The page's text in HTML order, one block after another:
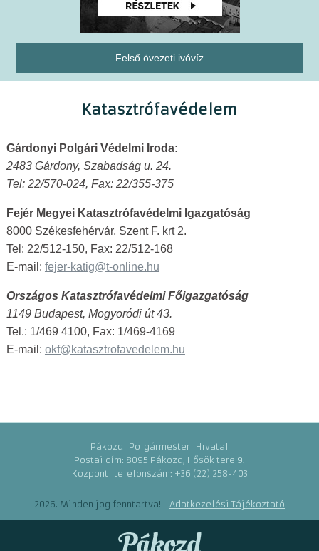
Felső övezeti ivóvíz
Katasztrófavédelem
Gárdonyi Polgári Védelmi Iroda:
2483 Gárdony, Szabadság u. 24.
Tel: 22/570-024, Fax: 22/355-375
Fejér Megyei Katasztrófavédelmi Igazgatóság
8000 Székesfehérvár, Szent F. krt 2.
Tel: 22/512-150, Fax: 22/512-168
E-mail: fejer-katig@t-online.hu
Országos Katasztrófavédelmi Főigazgatóság
1149 Budapest, Mogyoródi út 43.
Tel.: 1/469 4100, Fax: 1/469-4169
E-mail: okf@katasztrofavedelem.hu
Pákozdi Polgármesteri Hivatal
Postai cím: 8095 Pákozd, Hősök tere 9.
Központi telefonszám: +36 (22) 258-403
2026. Minden jog fenntartva! Adatkezelési Tájékoztató